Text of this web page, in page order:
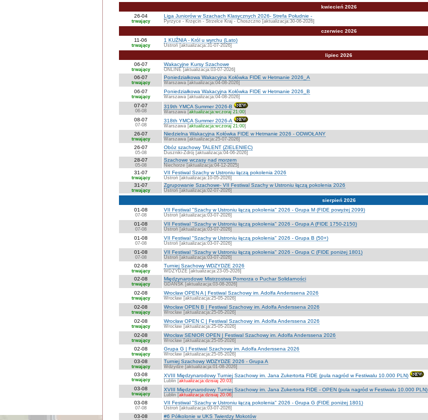
kwiecień 2026
26-04
trwający
Liga Juniorów w Szachach Klasycznych 2026- Strefa Południe -
Pyrzyce - Krzęcin - Strzelce Kraj - Choszczno [aktualizacja:30-06-2026]
czerwiec 2026
11-06
trwający
1 KUŹNIA - Król u wyrchu (Lato)
Ustroń [aktualizacja:31-07-2026]
lipiec 2026
06-07
trwający
Wakacyjne Kursy Szachowe
ONLINE [aktualizacja:03-07-2026]
06-07
trwający
Poniedziałkowa Wakacyjna Kołówka FIDE w Hetmanie 2026_A
Warszawa [aktualizacja:04-08-2026]
06-07
trwający
Poniedziałkowa Wakacyjna Kołówka FIDE w Hetmanie 2026_B
Warszawa [aktualizacja:04-08-2026]
07-07
06-08
319th YMCA Summer 2026-B
Warszawa [aktualizacja:wczoraj 21:00]
08-07
07-08
318th YMCA Summer 2026-A
Warszawa [aktualizacja:wczoraj 21:00]
26-07
trwający
Niedzielna Wakacyjna Kołówka FIDE w Hetmanie 2026 - ODWOŁANY
Warszawa [aktualizacja:25-07-2026]
26-07
05-08
Obóz szachowy TALENT (ZIELENIEC)
Duszniki-Zdrój [aktualizacja:04-06-2026]
28-07
05-08
Szachowe wczasy nad morzem
Niechorze [aktualizacja:04-12-2025]
31-07
trwający
VII Festiwal Szachy w Ustroniu łączą pokolenia 2026
Ustroń [aktualizacja:10-05-2026]
31-07
trwający
Zgrupowanie Szachowe- VII Festiwal Szachy w Ustroniu łączą pokolenia 2026
Ustroń [aktualizacja:02-07-2026]
sierpień 2026
01-08
07-08
VII Festiwal "Szachy w Ustroniu łączą pokolenia" 2026 - Grupa M (FIDE powyżej 2099)
Ustroń [aktualizacja:03-07-2026]
01-08
07-08
VII Festiwal "Szachy w Ustroniu łączą pokolenia" 2026 - Grupa A (FIDE 1750-2150)
Ustroń [aktualizacja:03-07-2026]
01-08
07-08
VII Festiwal "Szachy w Ustroniu łączą pokolenia" 2026 - Grupa B (50+)
Ustroń [aktualizacja:03-07-2026]
01-08
07-08
VII Festiwal "Szachy w Ustroniu łączą pokolenia" 2026 - Grupa C (FIDE poniżej 1801)
Ustroń [aktualizacja:03-07-2026]
02-08
trwający
Turniej Szachowy WDZYDZE 2026
WDZYDZE [aktualizacja:23-05-2026]
02-08
trwający
Międzynarodowe Mistrzostwa Pomorza o Puchar Solidarności
GDAŃSK [aktualizacja:03-08-2026]
02-08
trwający
Wrocław OPEN A | Festiwal Szachowy im. Adolfa Anderssena 2026
Wrocław [aktualizacja:25-05-2026]
02-08
trwający
Wrocław OPEN B | Festiwal Szachowy im. Adolfa Anderssena 2026
Wrocław [aktualizacja:25-05-2026]
02-08
trwający
Wrocław OPEN C | Festiwal Szachowy im. Adolfa Anderssena 2026
Wrocław [aktualizacja:25-05-2026]
02-08
trwający
Wrocław SENIOR OPEN | Festiwal Szachowy im. Adolfa Anderssena 2026
Wrocław [aktualizacja:25-05-2026]
02-08
trwający
Grupa G | Festiwal Szachowy im. Adolfa Anderssena 2026
Wrocław [aktualizacja:25-05-2026]
03-08
trwający
Turniej Szachowy WDZYDZE 2026 - Grupa A
Wdzydze [aktualizacja:01-08-2026]
03-08
trwający
XVIII Międzynarodowy Turniej Szachowy im. Jana Zukertorta FIDE (pula nagród w Festiwalu 10.000 PLN)
Lublin [aktualizacja:dzisiaj 20:03]
03-08
trwający
XVIII Międzynarodowy Turniej Szachowy im. Jana Zukertorta FIDE - OPEN (pula nagród w Festiwalu 10.000 PLN)
Lublin [aktualizacja:dzisiaj 20:06]
03-08
07-08
VII Festiwal "Szachy w Ustroniu łączą pokolenia" 2026 - Grupa G (FIDE poniżej 1801)
Ustroń [aktualizacja:03-07-2026]
03-08 #6 Półkolonie w UKS Twierdzy Mokotów